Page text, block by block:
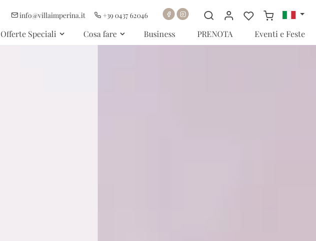
info@villaimperina.it +39 0437 62046
Offerte Speciali Cosa fare Business PRENOTA Eventi e Feste